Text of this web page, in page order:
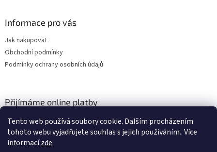
Tento web používá soubory cookie. Dalším procházením
tohoto webu vyjadřujete souhlas s jejich používáním.. Více
informacízde.
Informace pro vás
Jak nakupovat
Obchodní podmínky
Podmínky ochrany osobních údajů
Přijímáme online platby